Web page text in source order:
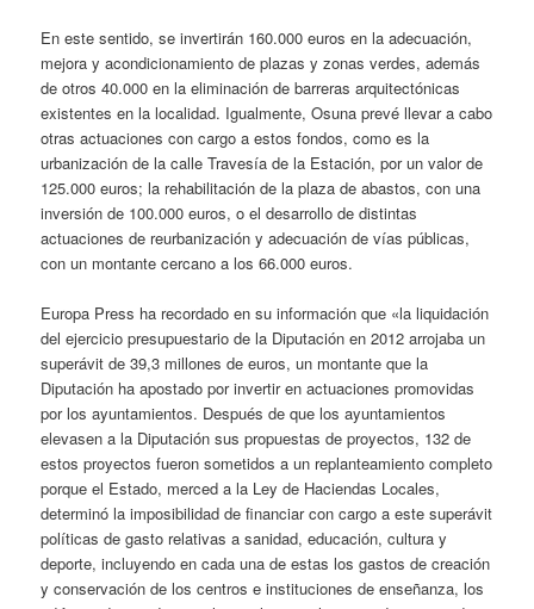
En este sentido, se invertirán 160.000 euros en la adecuación,
mejora y acondicionamiento de plazas y zonas verdes, además
de otros 40.000 en la eliminación de barreras arquitectónicas
existentes en la localidad. Igualmente, Osuna prevé llevar a cabo
otras actuaciones con cargo a estos fondos, como es la
urbanización de la calle Travesía de la Estación, por un valor de
125.000 euros; la rehabilitación de la plaza de abastos, con una
inversión de 100.000 euros, o el desarrollo de distintas
actuaciones de reurbanización y adecuación de vías públicas,
con un montante cercano a los 66.000 euros.
Europa Press ha recordado en su información que «la liquidación
del ejercicio presupuestario de la Diputación en 2012 arrojaba un
superávit de 39,3 millones de euros, un montante que la
Diputación ha apostado por invertir en actuaciones promovidas
por los ayuntamientos. Después de que los ayuntamientos
elevasen a la Diputación sus propuestas de proyectos, 132 de
estos proyectos fueron sometidos a un replanteamiento completo
porque el Estado, merced a la Ley de Haciendas Locales,
determinó la imposibilidad de financiar con cargo a este superávit
políticas de gasto relativas a sanidad, educación, cultura y
deporte, incluyendo en cada una de estas los gastos de creación
y conservación de los centros e instituciones de enseñanza, los